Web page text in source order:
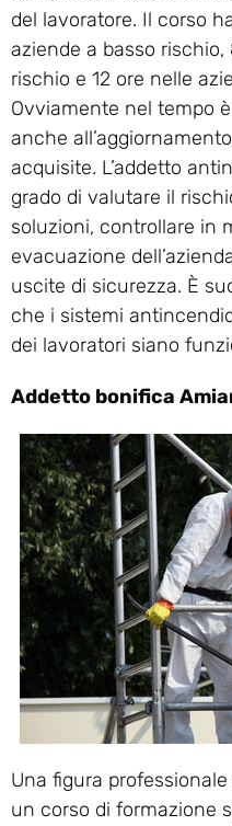
del lavoratore. Il corso
aziende a basso
rischio e 12 ore nelle
Ovviamente nel tempo
anche
acquisite. L’addetto
grado di valutare il
soluzioni, controllare in
evacuazione
uscite di sicurezza. È
che i sistemi
dei lavoratori siano
Addetto bonifica
Una figura
un corso di formazione